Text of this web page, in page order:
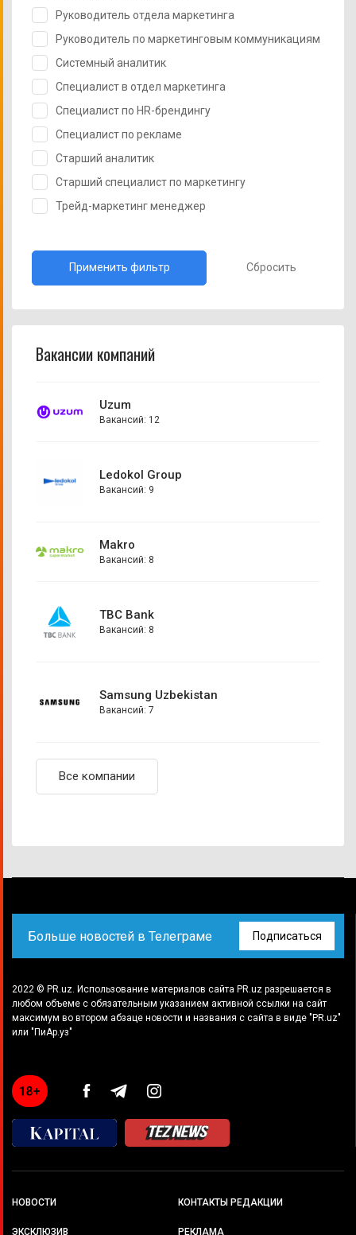
Руководитель отдела маркетинга
Руководитель по маркетинговым коммуникациям
Системный аналитик
Специалист в отдел маркетинга
Специалист по HR-брендингу
Специалист по рекламе
Старший аналитик
Старший специалист по маркетингу
Трейд-маркетинг менеджер
Сбросить
Вакансии компаний
Uzum
Вакансий: 12
Ledokol Group
Вакансий: 9
Makro
Вакансий: 8
TBC Bank
Вакансий: 8
Samsung Uzbekistan
Вакансий: 7
Все компании
Больше новостей в Телеграме Подписаться
2022 © PR.uz. Использование материалов сайта PR.uz разрешается в
любом объеме с обязательным указанием активной ссылки на сайт
максимум во втором абзаце новости и названия с сайта в виде "PR.uz"
или "ПиАр.уз"
НОВОСТИ
ЭКСКЛЮЗИВ
КОНТАКТЫ РЕДАКЦИИ
РЕКЛАМА